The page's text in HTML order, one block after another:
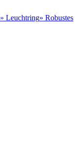
» Leuchtring» Robustes